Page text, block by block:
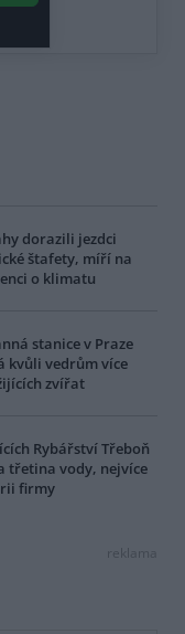
dorazili jezdci
štafety, míří na
o klimatu
stanice v Praze
kvůli vedrům více
zvířat
Rybářství Třeboň
třetina vody, nejvíce
firmy
reklama